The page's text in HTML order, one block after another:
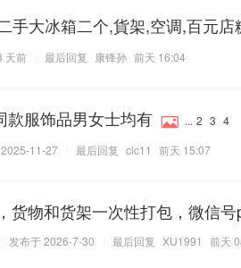
手大冰箱二个,貨架,空调,百元店
天前 最后回复 康锋孙 前天 16:04
款服饰品男女士均有 ... 2 3 4
11-27 最后回复 clc11 前天 15:07
货物和货架一次性打包，微信
发布于 2026-7-30 最后回复 XU1991 前天